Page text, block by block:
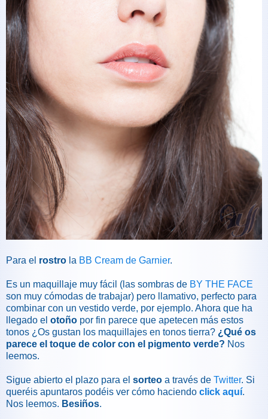
Para el rostro la BB Cream de Garnier.
Es un maquillaje muy fácil (las sombras de BY THE FACE
son muy cómodas de trabajar) pero llamativo, perfecto para
combinar con un vestido verde, por ejemplo. Ahora que ha
llegado el otoño por fin parece que apetecen más estos
tonos ¿Os gustan los maquillajes en tonos tierra? ¿Qué os
parece el toque de color con el pigmento verde? Nos
leemos.
Sigue abierto el plazo para el sorteo a través de Twitter. Si
queréis apuntaros podéis ver cómo haciendo click aquí.
Nos leemos. Besiños.